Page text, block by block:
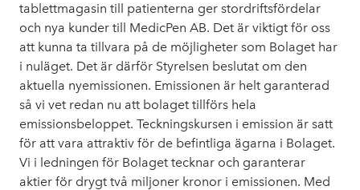
tablettmagasin till patienterna ger stordriftsfördelar
och nya kunder till MedicPen AB. Det är viktigt för oss
att kunna ta tillvara på de möjligheter som Bolaget har
i nuläget. Det är därför Styrelsen beslutat om den
aktuella nyemissionen. Emissionen är helt garanterad
så vi vet redan nu att bolaget tillförs hela
emissionsbeloppet. Teckningskursen i emission är satt
för att vara attraktiv för de befintliga ägarna i Bolaget.
Vi i ledningen för Bolaget tecknar och garanterar
aktier för drygt två miljoner kronor i emissionen. Med